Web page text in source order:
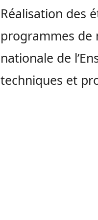
Réalisation des
programmes
nationale de
techniques et